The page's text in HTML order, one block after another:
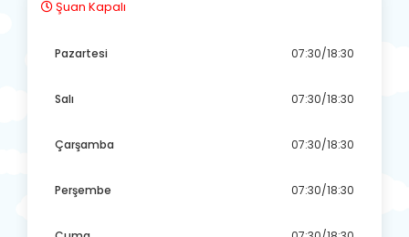
Şuan Kapalı
Pazartesi 07:30/18:30
Salı 07:30/18:30
Çarşamba 07:30/18:30
Perşembe 07:30/18:30